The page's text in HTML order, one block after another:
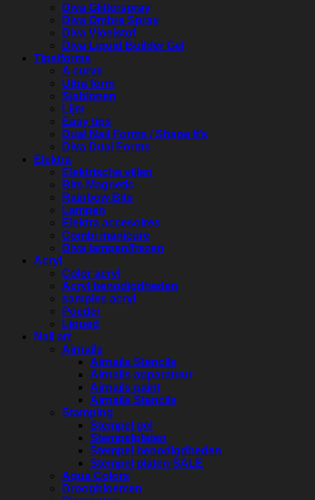
Diva Glitterspray
Diva Ombre Spray
Diva Vloeistof
Diva Liquid Builder Gel
Tips/forms
A curve
Ultra form
Sjablonen
Lijm
Easy tips
Dual Nail Forms / Shape It’s
Diva Dual Forms
Elektra
Elektrische vijlen
Bits Magnetic
Rainbow Bits
Lampen
Elektra accesoires
Combi manicure
Diva lampen/frezen
Acryl
Color acryl
Acryl benodigdheden
samples acryl
Poeder
Liqued
Nail art
Airnails
Airnails Stencils
Airnails apparatuur
Airnails paint
Airnails Stencils
Stamping
Stempel gel
Stempelplaten
Stempel benodigdheden
Stempel platen SALE
Aqua Colors
Droogbloemen